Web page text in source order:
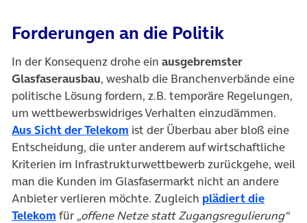
Forderungen an die Politik
In der Konsequenz drohe ein ausgebremster
Glasfaserausbau, weshalb die Branchenverbände eine
politische Lösung fordern, z.B. temporäre Regelungen,
um wettbewerbswidriges Verhalten einzudämmen.
Aus Sicht der Telekom (öffnet in neuem Tab)
ist der Überbau aber bloß eine
Entscheidung, die unter anderem auf wirtschaftliche
Kriterien im Infrastrukturwettbewerb zurückgehe, weil
man die Kunden im Glasfasermarkt nicht an andere
Anbieter verlieren möchte. Zugleich plädiert die
Telekom (öffnet in neuem Tab)
für „offene Netze statt Zugangsregulierung“